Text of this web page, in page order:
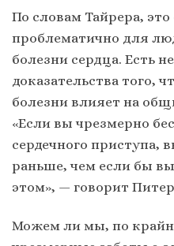
По словам Тайрера, это
проблематично для
болезни сердца. Есть
доказательства того,
болезни влияет на
«Если вы чрезмерно
сердечного приступа,
раньше, чем если бы
этом», — говорит
Можем ли мы, по